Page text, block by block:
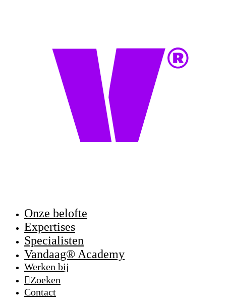
Onze belofte
Expertises
Specialisten
Vandaag® Academy
Werken bij
Zoeken
Contact